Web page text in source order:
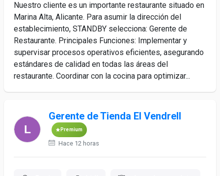
Nuestro cliente es un importante restaurante situado en
Marina Alta, Alicante. Para asumir la dirección del
establecimiento, STANDBY selecciona: Gerente de
Restaurante. Principales Funciones: Implementar y
supervisar procesos operativos eficientes, asegurando
estándares de calidad en todas las áreas del
restaurante. Coordinar con la cocina para optimizar...
Gerente de Tienda El Vendrell
Premium
Hace 12 horas